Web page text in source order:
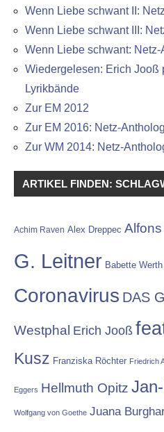
Wenn Liebe schwant II:
Wenn Liebe schwant III:
Wenn Liebe schwant:
Wiedergelesen: Erich Jooß
Lyrikbände
Zur EM 2012
Zur EM 2016: Netz-
Zur WM 2014: Netz-
ARTIKEL FINDEN:
Achim Raven Alex Dreppec
G. Leitner Babette Werth
Coronavirus DAS
Westphal Erich Jooß
Kusz Franziska Röchter Friedrich
Eggers Hellmuth Opitz
Wolfgang von Goethe Juana